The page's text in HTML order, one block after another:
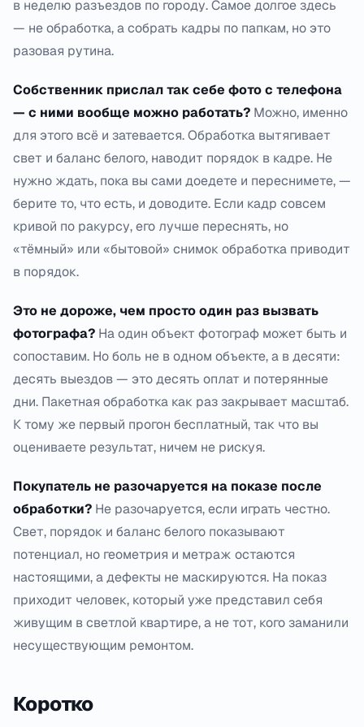
в неделю разъездов по городу. Самое долгое здесь
— не обработка, а собрать кадры по папкам, но это
разовая рутина.
Собственник прислал так себе фото с телефона
— с ними вообще можно работать? Можно, именно
для этого всё и затевается. Обработка вытягивает
свет и баланс белого, наводит порядок в кадре. Не
нужно ждать, пока вы сами доедете и переснимете, —
берите то, что есть, и доводите. Если кадр совсем
кривой по ракурсу, его лучше переснять, но
«тёмный» или «бытовой» снимок обработка приводит
в порядок.
Это не дороже, чем просто один раз вызвать
фотографа? На один объект фотограф может быть и
сопоставим. Но боль не в одном объекте, а в десяти:
десять выездов — это десять оплат и потерянные
дни. Пакетная обработка как раз закрывает масштаб.
К тому же первый прогон бесплатный, так что вы
оцениваете результат, ничем не рискуя.
Покупатель не разочаруется на показе после
обработки? Не разочаруется, если играть честно.
Свет, порядок и баланс белого показывают
потенциал, но геометрия и метраж остаются
настоящими, а дефекты не маскируются. На показ
приходит человек, который уже представил себя
живущим в светлой квартире, а не тот, кого заманили
несуществующим ремонтом.
Коротко